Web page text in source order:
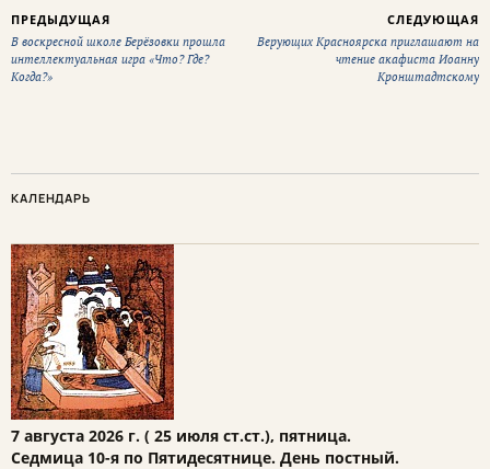
ПРЕДЫДУЩАЯ
В воскресной школе Берёзовки прошла
интеллектуальная игра «Что? Где?
Когда?»
СЛЕДУЮЩАЯ
Верующих Красноярска приглашают на
чтение акафиста Иоанну
Кронштадтскому
КАЛЕНДАРЬ
7 августа 2026 г. ( 25 июля ст.ст.), пятница.
Седмица 10-я по Пятидесятнице. День постный.